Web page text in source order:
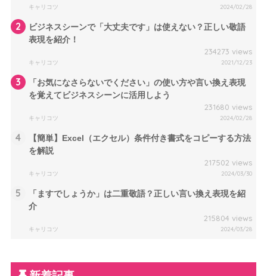
キャリコツ 2024/02/28
2
ビジネスシーンで「大丈夫です」は使えない？正しい敬語
表現を紹介！
234273 views
キャリコツ 2021/12/23
3
「お気になさらないでください」の使い方や言い換え表現
を覚えてビジネスシーンに活用しよう
231680 views
キャリコツ 2024/02/28
4
【簡単】Excel（エクセル）条件付き書式をコピーする方法
を解説
217502 views
キャリコツ 2024/03/30
5
「ますでしょうか」は二重敬語？正しい言い換え表現を紹
介
215804 views
キャリコツ 2024/03/28